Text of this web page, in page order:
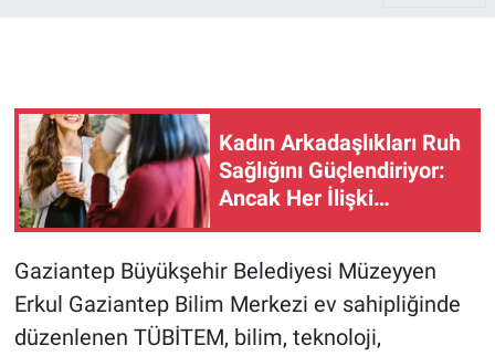
Kadın Arkadaşlıkları Ruh
Sağlığını Güçlendiriyor:
Ancak Her İlişki
Gaziantep Büyükşehir Belediyesi Müzeyyen
Erkul Gaziantep Bilim Merkezi ev sahipliğinde
düzenlenen TÜBİTEM, bilim, teknoloji,